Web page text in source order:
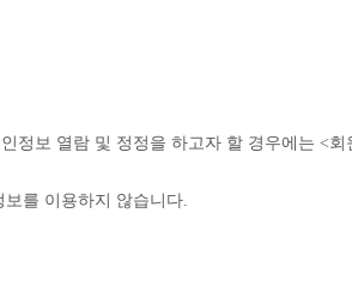
보 열람 및 정정을 하고자 할 경우에는 <
를 이용하지 않습니다.